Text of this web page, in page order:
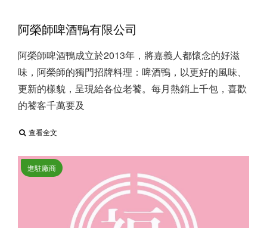
阿榮師啤酒鴨有限公司
阿榮師啤酒鴨成立於2013年，將嘉義人都懷念的好滋
味，阿榮師的獨門招牌料理：啤酒鴨，以更好的風味、
更新的樣貌，呈現給各位老饕。每月熱銷上千包，喜歡
的饕客千萬要及
查看全文
進駐廠商